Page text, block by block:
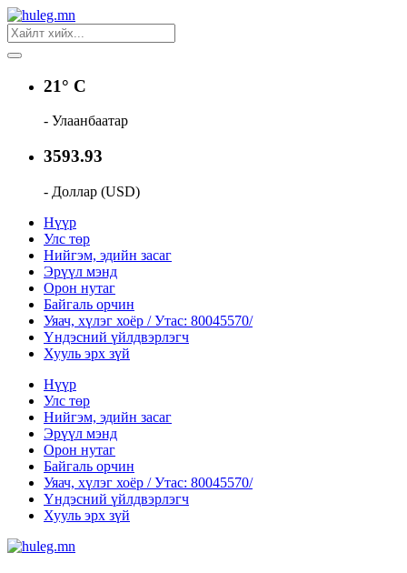
21° C
- Улаанбаатар
3593.93
- Доллар (USD)
Нүүр
Улс төр
Нийгэм, эдийн засаг
Эрүүл мэнд
Орон нутаг
Байгаль орчин
Уяач, хүлэг хоёр / Утас: 80045570/
Үндэсний үйлдвэрлэгч
Хууль эрх зүй
Нүүр
Улс төр
Нийгэм, эдийн засаг
Эрүүл мэнд
Орон нутаг
Байгаль орчин
Уяач, хүлэг хоёр / Утас: 80045570/
Үндэсний үйлдвэрлэгч
Хууль эрх зүй